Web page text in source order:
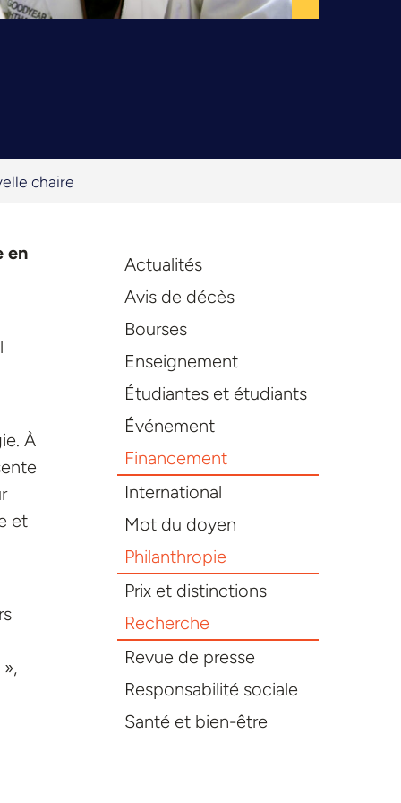
chaire
en
À
et
Actualités
Avis de décès
Bourses
Enseignement
Étudiantes et étudiants
Événement
Financement
International
Mot du doyen
Philanthropie
Prix et distinctions
Recherche
Revue de presse
Responsabilité sociale
Santé et bien-être